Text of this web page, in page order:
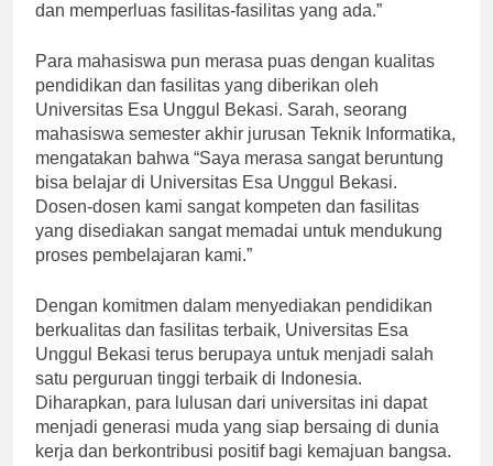
dan memperluas fasilitas-fasilitas yang ada.”
Para mahasiswa pun merasa puas dengan kualitas
pendidikan dan fasilitas yang diberikan oleh
Universitas Esa Unggul Bekasi. Sarah, seorang
mahasiswa semester akhir jurusan Teknik Informatika,
mengatakan bahwa “Saya merasa sangat beruntung
bisa belajar di Universitas Esa Unggul Bekasi.
Dosen-dosen kami sangat kompeten dan fasilitas
yang disediakan sangat memadai untuk mendukung
proses pembelajaran kami.”
Dengan komitmen dalam menyediakan pendidikan
berkualitas dan fasilitas terbaik, Universitas Esa
Unggul Bekasi terus berupaya untuk menjadi salah
satu perguruan tinggi terbaik di Indonesia.
Diharapkan, para lulusan dari universitas ini dapat
menjadi generasi muda yang siap bersaing di dunia
kerja dan berkontribusi positif bagi kemajuan bangsa.